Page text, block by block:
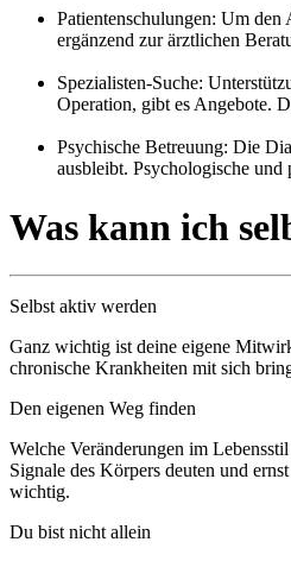
Patientenschulungen: Um
ergänzend zur ärztlichen
Spezialisten-Suche:
Operation, gibt es Angebote.
Psychische Betreuung: Die
ausbleibt. Psychologische
Was kann ich
Selbst aktiv werden
Ganz wichtig ist deine eigene
chronische Krankheiten mit sich
Den eigenen Weg finden
Welche Veränderungen im
Signale des Körpers deuten und
wichtig.
Du bist nicht allein